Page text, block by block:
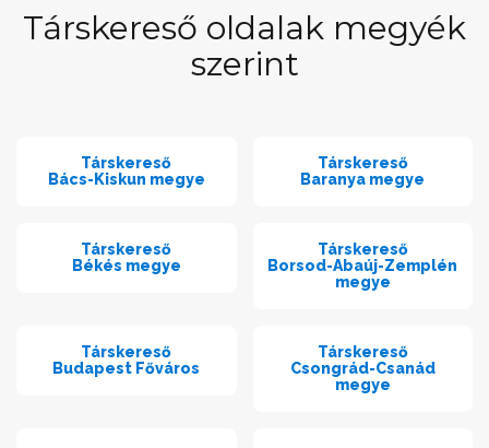
Társkereső oldalak megyék
szerint
Társkereső
Bács-Kiskun megye
Társkereső
Baranya megye
Társkereső
Békés megye
Társkereső
Borsod-Abaúj-Zemplén
megye
Társkereső
Budapest Főváros
Társkereső
Csongrád-Csanád
megye